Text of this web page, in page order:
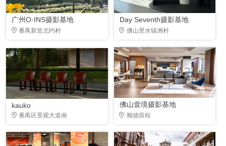
广州O·INS摄影基地
番禺新造北约村
Day Seventh摄影基地
佛山里水镇洲村
kauko
番禺区景观大道南
佛山壹境摄影基地
顺德容桂